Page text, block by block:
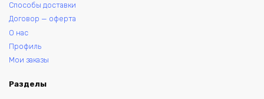
Способы доставки
Договор — оферта
О нас
Профиль
Мои заказы
Разделы